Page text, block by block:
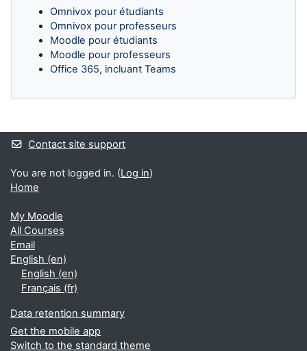
Omnivox pour étudiants
Omnivox pour professeurs
Moodle pour étudiants
Moodle pour professeurs
Office 365, incluant Teams
Supplementary blocks
Contact site support
You are not logged in. (Log in)
Home
My Moodle
All Courses
Email
English ‎(en)‎
English ‎(en)‎
Français ‎(fr)‎
Data retention summary
Get the mobile app
Switch to the standard theme